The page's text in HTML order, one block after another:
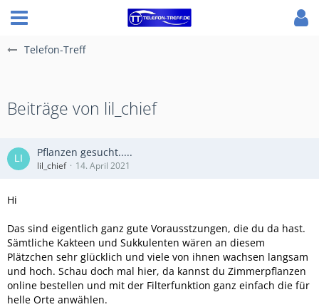
Telefon-Treff
Beiträge von lil_chief
Pflanzen gesucht.....
lil_chief 14. April 2021
Hi
Das sind eigentlich ganz gute Vorausstzungen, die du da hast.
Sämtliche Kakteen und Sukkulenten wären an diesem
Plätzchen sehr glücklich und viele von ihnen wachsen langsam
und hoch. Schau doch mal hier, da kannst du Zimmerpflanzen
online bestellen und mit der Filterfunktion ganz einfach die für
helle Orte anwählen.